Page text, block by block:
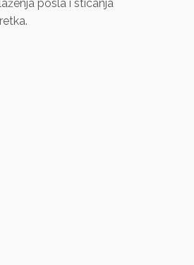
posla i sticanja